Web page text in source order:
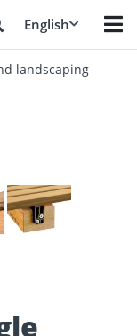
English
landscaping